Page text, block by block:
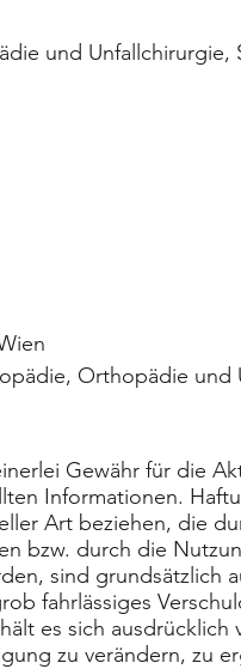
und Unfallchirurgie,
Orthopädie und
Gewähr für die
Informationen.
Art beziehen, die
bzw. durch die
sind grundsätzlich
fahrlässiges
es sich ausdrücklich
zu verändern, zu